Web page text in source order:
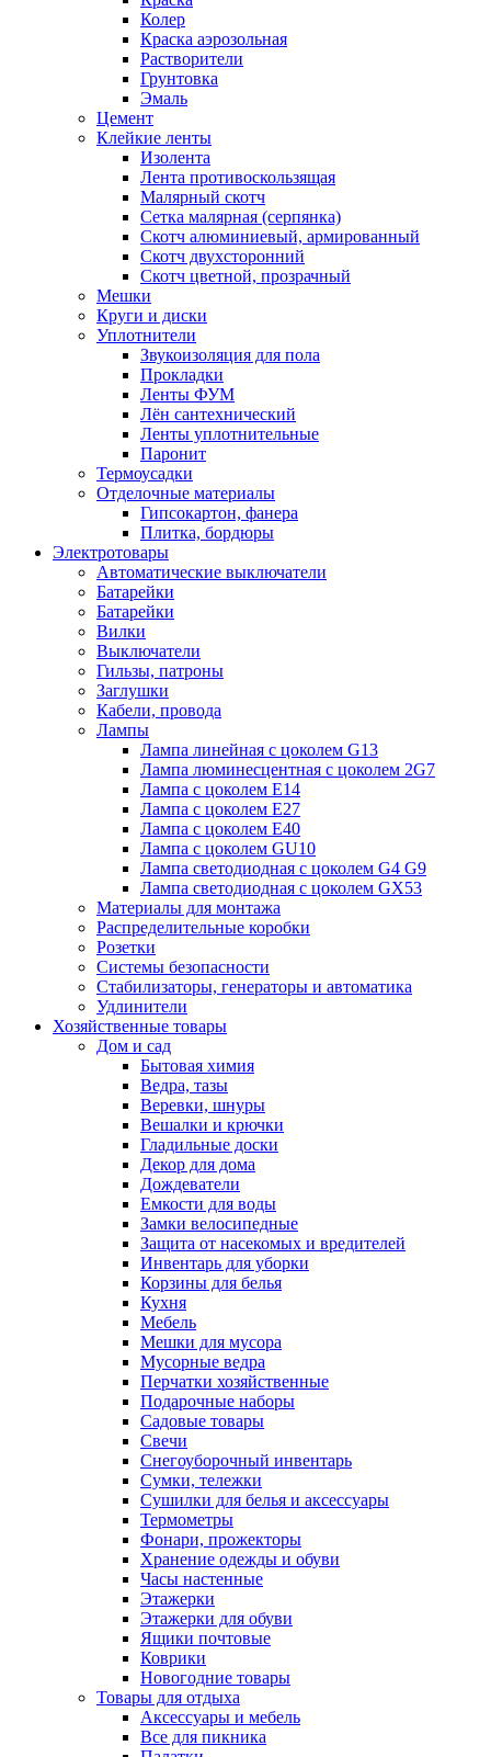
Колер
Краска аэрозольная
Растворители
Грунтовка
Эмаль
Цемент
Клейкие ленты
Изолента
Лента противоскользящая
Малярный скотч
Сетка малярная (серпянка)
Скотч алюминиевый, армированный
Скотч двухсторонний
Скотч цветной, прозрачный
Мешки
Круги и диски
Уплотнители
Звукоизоляция для пола
Прокладки
Ленты ФУМ
Лён сантехнический
Ленты уплотнительные
Паронит
Термоусадки
Отделочные материалы
Гипсокартон, фанера
Плитка, бордюры
Электротовары
Автоматические выключатели
Батарейки
Батарейки
Вилки
Выключатели
Гильзы, патроны
Заглушки
Кабели, провода
Лампы
Лампа линейная с цоколем G13
Лампа люминесцентная с цоколем 2G7
Лампа с цоколем E14
Лампа с цоколем E27
Лампа с цоколем E40
Лампа с цоколем GU10
Лампа светодиодная с цоколем G4 G9
Лампа светодиодная с цоколем GX53
Материалы для монтажа
Распределительные коробки
Розетки
Системы безопасности
Стабилизаторы, генераторы и автоматика
Удлинители
Хозяйственные товары
Дом и сад
Бытовая химия
Ведра, тазы
Веревки, шнуры
Вешалки и крючки
Гладильные доски
Декор для дома
Дождеватели
Емкости для воды
Замки велосипедные
Защита от насекомых и вредителей
Инвентарь для уборки
Корзины для белья
Кухня
Мебель
Мешки для мусора
Мусорные ведра
Перчатки хозяйственные
Подарочные наборы
Садовые товары
Свечи
Снегоуборочный инвентарь
Сумки, тележки
Сушилки для белья и аксессуары
Термометры
Фонари, прожекторы
Хранение одежды и обуви
Часы настенные
Этажерки
Этажерки для обуви
Ящики почтовые
Коврики
Новогодние товары
Товары для отдыха
Аксессуары и мебель
Все для пикника